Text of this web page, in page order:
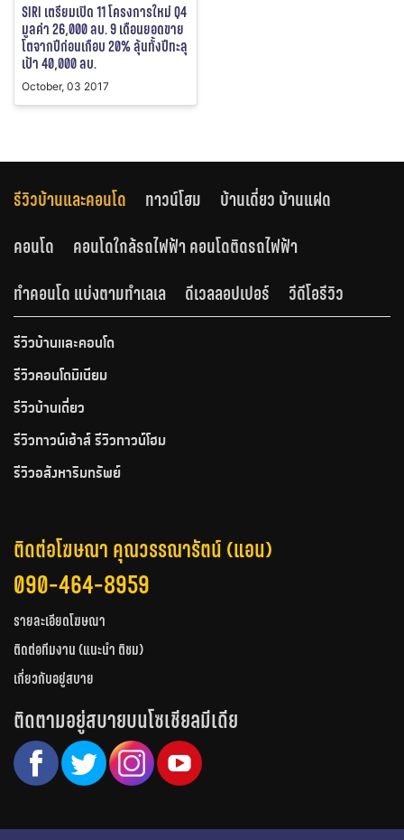
SIRI เตรียมเปิด 11 โครงการใหม่ Q4
มูลค่า 26,000 ลบ. 9 เดือนยอดขาย
โตจากปีก่อนเกือบ 20% ลุ้นทั้งปีทะลุ
เป้า 40,000 ลบ.
October, 03 2017
รีวิวบ้านและคอนโด ทาวน์โฮม
บ้านเดี่ยว บ้านแฝด
คอนโด
คอนโดใกล้รถไฟฟ้า คอนโดติดรถไฟฟ้า
ทำคอนโด แบ่งตามทำเลเล
ดีเวลลอปเปอร์ วีดีโอรีวิว
รีวิวบ้านและคอนโด
รีวิวคอนโดมิเนียม
รีวิวบ้านเดี่ยว
รีวิวทาวน์เฮ้าส์ รีวิวทาวน์โฮม
รีวิวอสังหาริมทรัพย์
ติดต่อโฆษณา คุณวรรณารัตน์ (แอน)
090-464-8959
รายละเอียดโฆษณา
ติดต่อทีมงาน (แนะนำ ติชม)
เกี่ยวกับอยู่สบาย
ติดตามอยู่สบายบนโซเชียลมีเดีย